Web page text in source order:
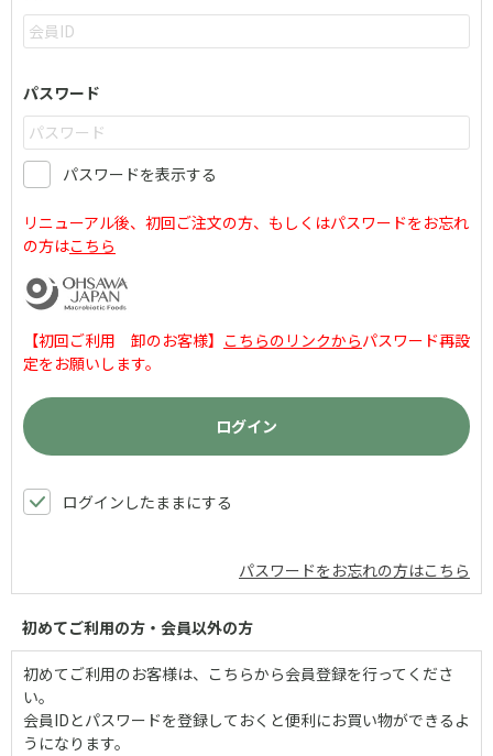
パスワード
パスワードを表示する
リニューアル後、初回ご注文の方、もしくはパスワードをお忘れ
の方はこちら
【初回ご利用 卸のお客様】 こちらのリンクからパスワード再設
定をお願いします。
ログインしたままにする
パスワードをお忘れの方はこちら
初めてご利用の方・会員以外の方
初めてご利用のお客様は、こちらから会員登録を行ってくださ
い。
会員IDとパスワードを登録しておくと便利にお買い物ができるよ
うになります。